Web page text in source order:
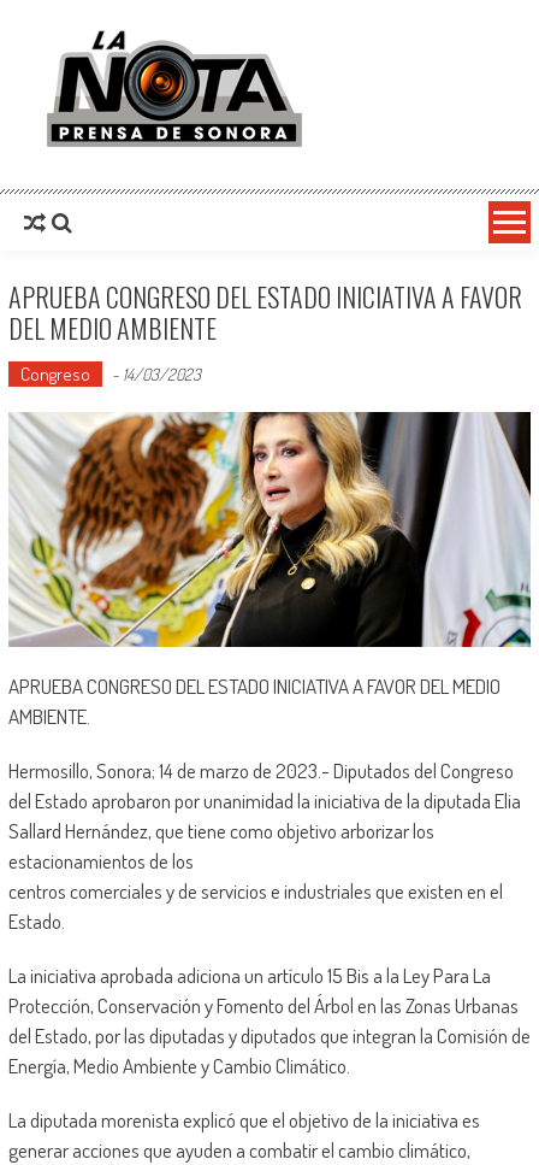
La Nota Prensa De Sonora
APRUEBA CONGRESO DEL ESTADO INICIATIVA A FAVOR
DEL MEDIO AMBIENTE
Congreso - 14/03/2023
APRUEBA CONGRESO DEL ESTADO INICIATIVA A FAVOR DEL MEDIO
AMBIENTE.
Hermosillo, Sonora; 14 de marzo de 2023.- Diputados del Congreso
del Estado aprobaron por unanimidad la iniciativa de la diputada Elia
Sallard Hernández, que tiene como objetivo arborizar los
estacionamientos de los
centros comerciales y de servicios e industriales que existen en el
Estado.
La iniciativa aprobada adiciona un artículo 15 Bis a la Ley Para La
Protección, Conservación y Fomento del Árbol en las Zonas Urbanas
del Estado, por las diputadas y diputados que integran la Comisión de
Energía, Medio Ambiente y Cambio Climático.
La diputada morenista explicó que el objetivo de la iniciativa es
generar acciones que ayuden a combatir el cambio climático,